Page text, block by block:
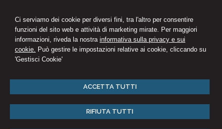
Ci serviamo dei cookie per diversi fini, tra l'altro per consentire
funzioni del sito web e attività di marketing mirate. Per maggiori
informazioni, riveda la nostra informativa sulla privacy e sui
cookie. Può gestire le impostazioni relative ai cookie, cliccando su
'Gestisci Cookie'
ACCETTA TUTTI
RIFIUTA TUTTI